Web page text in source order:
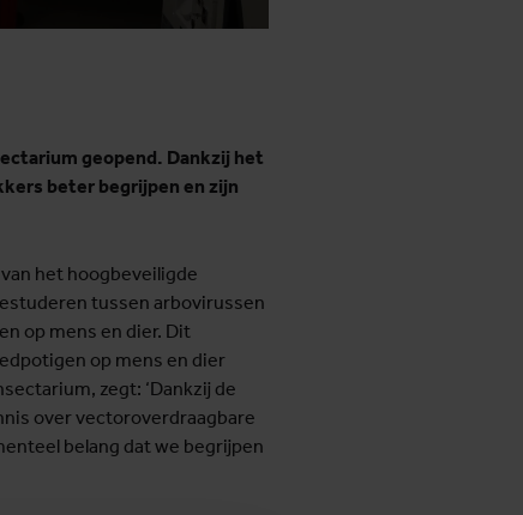
geopend. Dankzij het
beter begrijpen en zijn
het hoogbeveiligde
tussen arbovirussen
op mens en dier. Dit
op mens en dier
zegt: ‘Dankzij de
over vectoroverdraagbare
belang dat we begrijpen